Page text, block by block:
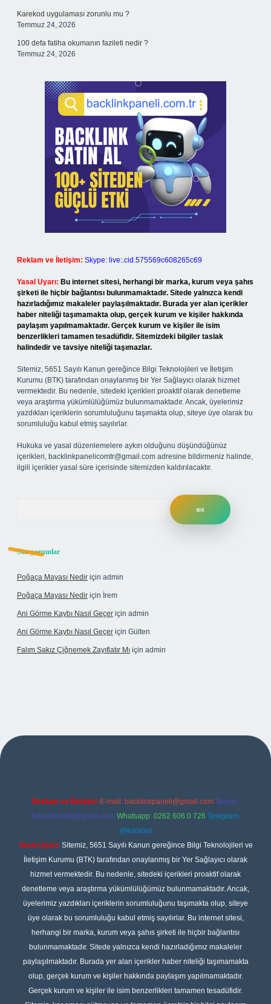
Karekod uygulaması zorunlu mu ?
Temmuz 24, 2026
100 defa fatiha okumanın fazileti nedir ?
Temmuz 24, 2026
Reklam ve İletişim: Skype: live:.cid.575569c608265c69
Yasal Uyarı: Bu internet sitesi, herhangi bir marka, kurum veya şahıs
şirketi ile hiçbir bağlantısı bulunmamaktadır. Sitede yalnızca kendi
hazırladığımız makaleler paylaşılmaktadır. Burada yer alan içerikler
haber niteliği taşımamakta olup, gerçek kurum ve kişiler hakkında
paylaşım yapılmamaktadır. Gerçek kurum ve kişiler ile isim
benzerlikleri tamamen tesadüfidir. Sitemizdeki bilgiler taslak
halindedir ve tavsiye niteliği taşımazlar.
Sitemiz, 5651 Sayılı Kanun gereğince Bilgi Teknolojileri ve İletişim
Kurumu (BTK) tarafından onaylanmış bir Yer Sağlayıcı olarak hizmet
vermektedir. Bu nedenle, sitedeki içerikleri proaktif olarak denetleme
veya araştırma yükümlülüğümüz bulunmamaktadır. Ancak, üyelerimiz
yazdıkları içeriklerin sorumluluğunu taşımakta olup, siteye üye olarak bu
sorumluluğu kabul etmiş sayılırlar.
Hukuka ve yasal düzenlemelere aykırı olduğunu düşündüğünüz
içerikleri, backlinkpanelicomtr@gmail.com adresine bildirmeniz halinde,
ilgili içerikler yasal süre içerisinde sitemizden kaldırılacaktır.
Son yorumlar
Poğaça Mayası Nedir için admin
Poğaça Mayası Nedir için İrem
Ani Görme Kaybı Nasıl Geçer için admin
Ani Görme Kaybı Nasıl Geçer için Gülten
Falım Sakız Çiğnemek Zayıflatır Mı için admin
Reklam ve İletişim: E-mail: backlinkpaneli@gmail.com Teams:
forumhizmeti@gmail.com Whatsapp: 0262 606 0 726 Telegram:
@karabul
Yasal Uyarı: Sitemiz, 5651 Sayılı Kanun gereğince Bilgi Teknolojileri ve
İletişim Kurumu (BTK) tarafından onaylanmış bir Yer Sağlayıcı olarak
hizmet vermektedir. Bu nedenle, sitedeki içerikleri proaktif olarak
denetleme veya araştırma yükümlülüğümüz bulunmamaktadır. Ancak,
üyelerimiz yazdıkları içeriklerin sorumluluğunu taşımakta olup, siteye
üye olarak bu sorumluluğu kabul etmiş sayılırlar. Bu internet sitesi,
herhangi bir marka, kurum veya şahıs şirketi ile hiçbir bağlantısı
bulunmamaktadır. Sitede yalnızca kendi hazırladığımız makaleler
paylaşılmaktadır. Burada yer alan içerikler haber niteliği taşımamakta
olup, gerçek kurum ve kişiler hakkında paylaşım yapılmamaktadır.
Gerçek kurum ve kişiler ile isim benzerlikleri tamamen tesadüfidir.